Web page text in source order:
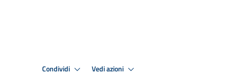
Condividi Vedi azioni